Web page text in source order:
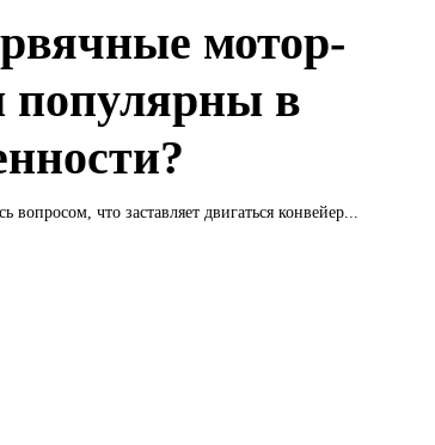
мотор-
популярны в
вопросом, что заставляет двигаться конвейер...